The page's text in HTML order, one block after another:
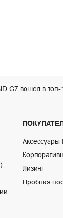
G7 вошел в
Аксессуары
Лизинг
Пробная